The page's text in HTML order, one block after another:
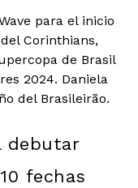
para el inicio
Corinthians,
de Brasil
2024. Daniela
del Brasileirão.
debutar
fechas